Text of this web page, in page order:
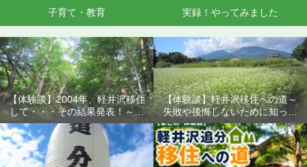
子育て・教育 実録！やってみました
【体験談】2004年、軽井沢移住
して・・・その結果発表！～失
敗や後悔しないために知ってお
きたいこと
【体験談】軽井沢移住への道～
失敗や後悔しないために知って
おきたいこと